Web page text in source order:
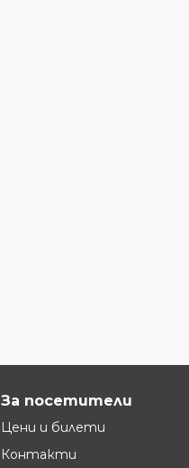
За посетители
Цени и билети
Контакти